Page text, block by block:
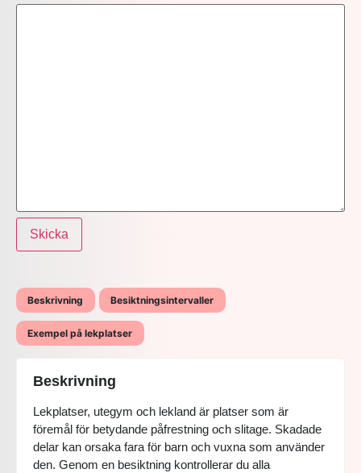
Skicka
Beskrivning Besiktningsintervaller
Exempel på lekplatser
Beskrivning
Lekplatser, utegym och lekland är platser som är
föremål för betydande påfrestning och slitage. Skadade
delar kan orsaka fara för barn och vuxna som använder
den. Genom en besiktning kontrollerar du alla